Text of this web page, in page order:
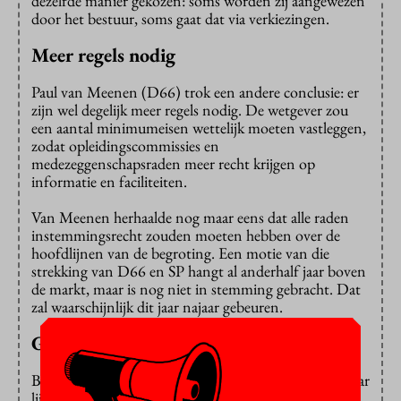
door het bestuur, soms gaat dat via verkiezingen.
Meer regels nodig
Paul van Meenen (D66) trok een andere conclusie: er
zijn wel degelijk meer regels nodig. De wetgever zou
een aantal minimumeisen wettelijk moeten vastleggen,
zodat opleidingscommissies en
medezeggenschapsraden meer recht krijgen op
informatie en faciliteiten.
Van Meenen herhaalde nog maar eens dat alle raden
instemmingsrecht zouden moeten hebben over de
hoofdlijnen van de begroting. Een motie van die
strekking van D66 en SP hangt al anderhalf jaar boven
de markt, maar is nog niet in stemming gebracht. Dat
zal waarschijnlijk dit jaar najaar gebeuren.
Geen noodzaak
Bussemaker is er nog steeds niet enthousiast over, maar